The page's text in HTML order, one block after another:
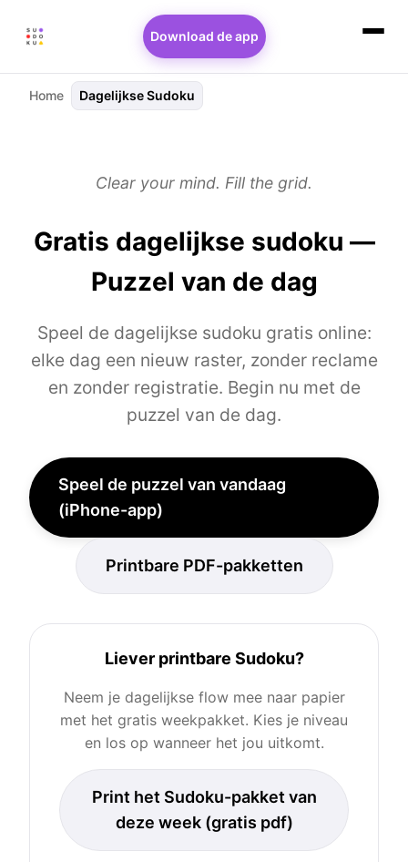
Download de app
Home Dagelijkse Sudoku
Clear your mind. Fill the grid.
Gratis dagelijkse sudoku —
Puzzel van de dag
Speel de dagelijkse sudoku gratis online:
elke dag een nieuw raster, zonder reclame
en zonder registratie. Begin nu met de
puzzel van de dag.
Speel de puzzel van vandaag
(iPhone-app)
Printbare PDF-pakketten
Liever printbare Sudoku?
Neem je dagelijkse flow mee naar papier
met het gratis weekpakket. Kies je niveau
en los op wanneer het jou uitkomt.
Print het Sudoku-pakket van
deze week (gratis pdf)